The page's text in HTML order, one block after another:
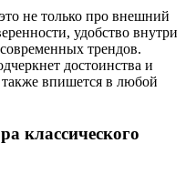
не только про внешний
удобство внутри
трендов.
достоинства и
впишется в любой
классического